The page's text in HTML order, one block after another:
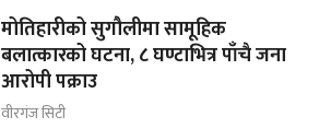
मोतिहारीको सुगौलीमा सामूहिक
बलात्कारको घटना, ८ घण्टाभित्र पाँचै जना
आरोपी पक्राउ
वीरगंज सिटी